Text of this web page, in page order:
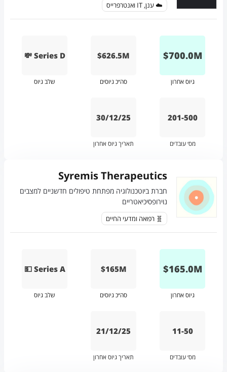
☁️ ענן, IT ואנטרפרייס
M
700.0
$
גיוס אחרון
$626.5M
סה״כ גיוסים
💸 Series D
שלב גיוס
201-500
מס׳ עובדים
30/12/25
תאריך גיוס אחרון
Syremis Therapeutics
חברת ביוטכנולוגיה מפתחת טיפולים חדשניים למצבים
נוירופסיכיאטריים
🧬 רפואה ומדעי החיים
M
165.0
$
גיוס אחרון
$165M
סה״כ גיוסים
💵 Series A
שלב גיוס
11-50
מס׳ עובדים
21/12/25
תאריך גיוס אחרון